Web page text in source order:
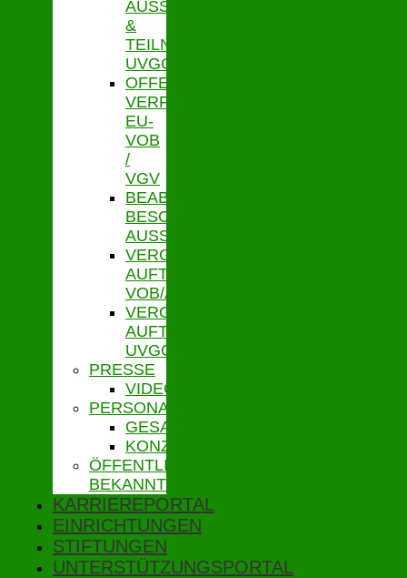
AUSSCHR.
&
TEILNAHMEWETTBEWERBE
UVGO
OFFENE
VERFAHREN
EU-
VOB
/
VGV
BEABSICHTIGTE
BESCHRÄNKTE
AUSSCHR.
VERGEBENE
AUFTRÄGE
VOB/A
VERGEBENE
AUFTRÄGE
UVGO
PRESSE
VIDEOS
PERSONALVERTRETUNG
GESAMTPERSONALRAT
KONZERNBETRIEBSRAT
ÖFFENTLICHE
BEKANNTMACHUNGEN
KARRIEREPORTAL
EINRICHTUNGEN
STIFTUNGEN
UNTERSTÜTZUNGSPORTAL